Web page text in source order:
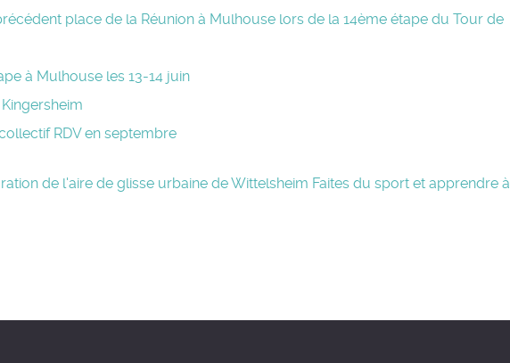
place de la Réunion à Mulhouse lors de la 14ème étape du Tour de
à Mulhouse les 13-14 juin
RDV en septembre
de l'aire de glisse urbaine de Wittelsheim Faites du sport et apprendre à